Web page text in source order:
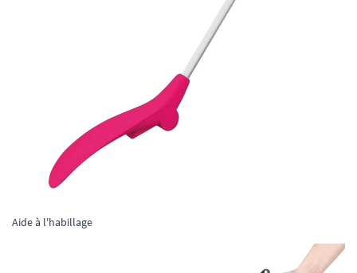
Aide à l'habillage